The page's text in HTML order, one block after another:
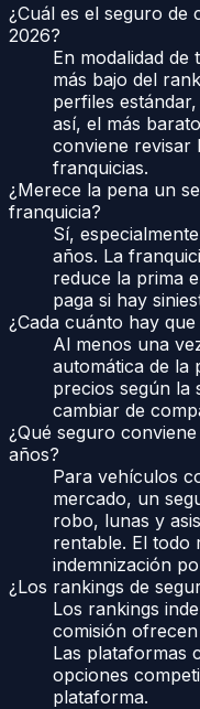
¿Cuál es el seguro de
2026?
En modalidad
más bajo del
perfiles
así, el más
conviene revisar
franquicias.
¿Merece la pena un
franquicia?
Sí,
años. La
reduce la prima
paga si hay
¿Cada cuánto hay
Al menos una
automática de la
precios según la
cambiar de
¿Qué seguro
años?
Para vehículos
mercado, un
robo, lunas y
rentable. El todo
indemnización
¿Los rankings de
Los rankings
comisión
Las plataformas
opciones
plataforma.